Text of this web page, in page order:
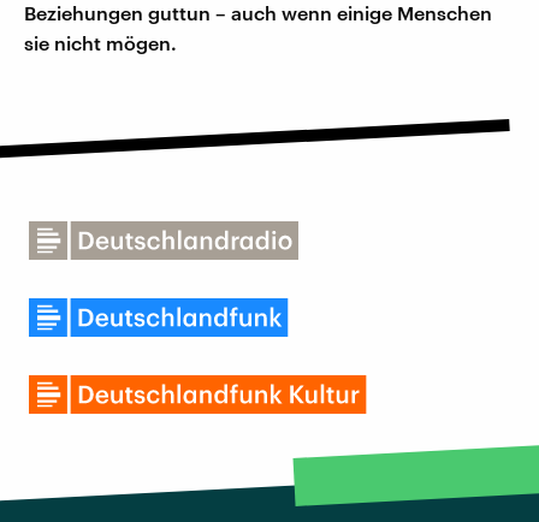
Beziehungen guttun – auch wenn einige Menschen
sie nicht mögen.